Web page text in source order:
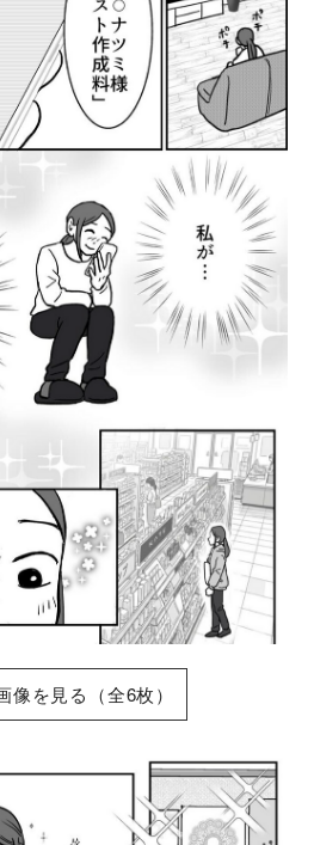
像を見る（全6枚）